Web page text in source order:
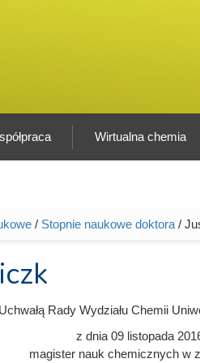
Wirtualna chemia
/ Stopnie naukowe doktora/
Uchwałą Rady Wydziału Chemii
z dnia 09 listopada
magister nauk chemicznych w